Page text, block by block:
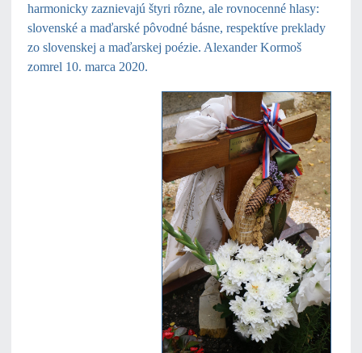
harmonicky zaznievajú štyri rôzne, ale rovnocenné hlasy:
slovenské a maďarské pôvodné básne, respektíve preklady
zo slovenskej a maďarskej poézie. Alexander Kormoš
zomrel 10. marca 2020.